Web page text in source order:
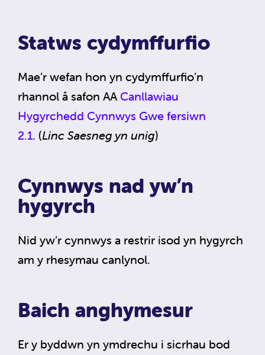
Statws cydymffurfio
Mae’r wefan hon yn cydymffurfio’n
rhannol â safon AA Canllawiau
Hygyrchedd Cynnwys Gwe fersiwn
2.1. (Linc Saesneg yn unig)
Cynnwys nad yw’n
hygyrch
Nid yw’r cynnwys a restrir isod yn hygyrch
am y rhesymau canlynol.
Baich anghymesur
Er y byddwn yn ymdrechu i sicrhau bod